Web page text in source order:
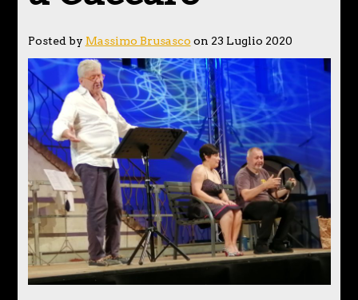
Posted by Massimo Brusasco on 23 Luglio 2020